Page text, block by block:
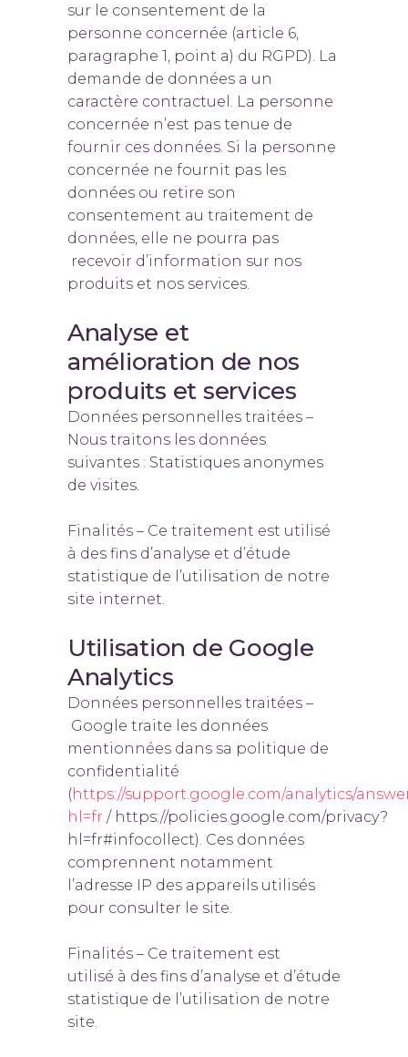
sur le consentement de la
personne concernée (article 6,
paragraphe 1, point a) du RGPD). La
demande de données a un
caractère contractuel. La personne
concernée n’est pas tenue de
fournir ces données. Si la personne
concernée ne fournit pas les
données ou retire son
consentement au traitement de
données, elle ne pourra pas
recevoir d’information sur nos
produits et nos services.
Analyse et
amélioration de nos
produits et services
Données personnelles traitées –
Nous traitons les données
suivantes : Statistiques anonymes
de visites.
Finalités – Ce traitement est utilisé
à des fins d’analyse et d’étude
statistique de l’utilisation de notre
site internet.
Utilisation de Google
Analytics
Données personnelles traitées –
Google traite les données
mentionnées dans sa politique de
confidentialité
(https://support.google.com/analytics/
hl=fr / https://policies.google.com/privacy?
hl=fr#infocollect). Ces données
comprennent notamment
l’adresse IP des appareils utilisés
pour consulter le site.
Finalités – Ce traitement est
utilisé à des fins d’analyse et d’étude
statistique de l’utilisation de notre
site.